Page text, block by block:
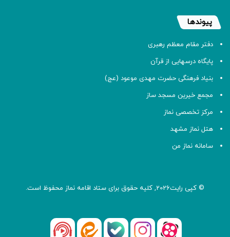
پیوندها
دفتر مقام معظم رهبری
پایگاه درسهایی از قرآن
بنیاد فرهنگی حضرت مهدی موعود (عج)
مجمع خیرین مسجد ساز
مرکز تخصصی نماز
هتل نماز مشهد
سامانه نماز من
© کپی رایت2026, کلیه حقوق برای ستاد اقامه نماز محفوظ است.
آپارات اینستاگرام
بله ایتا